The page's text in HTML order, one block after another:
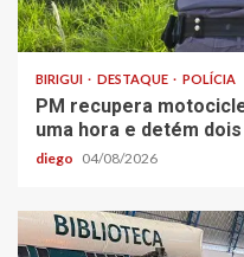
BIRIGUI DESTAQUE POLÍCIA
PM recupera
uma hora e detém
diego 04/08/2026